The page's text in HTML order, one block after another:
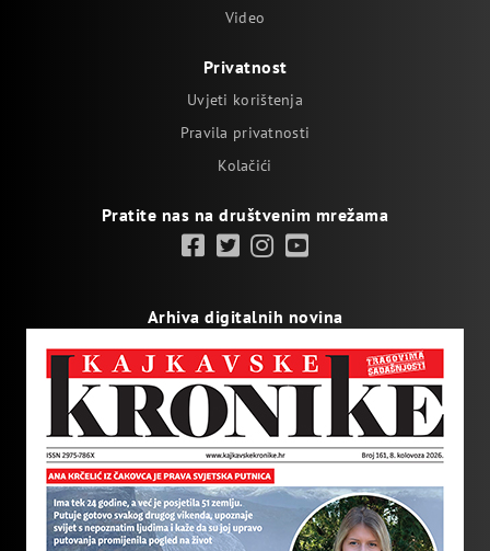
Video
Privatnost
Uvjeti korištenja
Pravila privatnosti
Kolačići
Pratite nas na društvenim mrežama
Arhiva digitalnih novina